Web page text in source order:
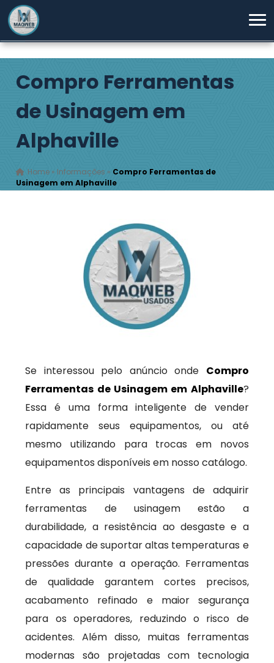
Compro Ferramentas
de Usinagem em
Alphaville
Home » Informações » Compro Ferramentas de
Usinagem em Alphaville
Se interessou pelo anúncio onde Compro
Ferramentas de Usinagem em Alphaville?
Essa é uma forma inteligente de vender
rapidamente seus equipamentos, ou até
mesmo utilizando para trocas em novos
equipamentos disponíveis em nosso catálogo.
Entre as principais vantagens de adquirir
ferramentas de usinagem estão a
durabilidade, a resistência ao desgaste e a
capacidade de suportar altas temperaturas e
pressões durante a operação. Ferramentas
de qualidade garantem cortes precisos,
acabamento refinado e maior segurança
para os operadores, reduzindo o risco de
acidentes. Além disso, muitas ferramentas
modernas são projetadas com tecnologia